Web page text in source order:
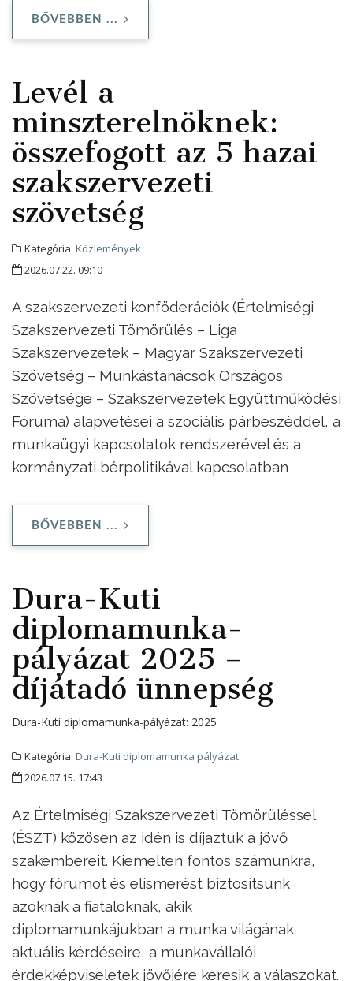
BŐVEBBEN ...
Levél a
minszterelnöknek:
összefogott az 5 hazai
szakszervezeti
szövetség
Kategória: Közlemények
2026.07.22. 09:10
A szakszervezeti konföderációk (Értelmiségi
Szakszervezeti Tömörülés – Liga
Szakszervezetek – Magyar Szakszervezeti
Szövetség – Munkástanácsok Országos
Szövetsége – Szakszervezetek Együttműködési
Fóruma) alapvetései a szociális párbeszéddel, a
munkaügyi kapcsolatok rendszerével és a
kormányzati bérpolitikával kapcsolatban
BŐVEBBEN ...
Dura-Kuti
diplomamunka-
pályázat 2025 –
díjátadó ünnepség
Dura-Kuti diplomamunka-pályázat: 2025
Kategória: Dura-Kuti diplomamunka pályázat
2026.07.15. 17:43
Az Értelmiségi Szakszervezeti Tömörüléssel
(ÉSZT) közösen az idén is díjaztuk a jövő
szakembereit. Kiemelten fontos számunkra,
hogy fórumot és elismerést biztosítsunk
azoknak a fiataloknak, akik
diplomamunkájukban a munka világának
aktuális kérdéseire, a munkavállalói
érdekképviseletek jövőjére keresik a válaszokat.